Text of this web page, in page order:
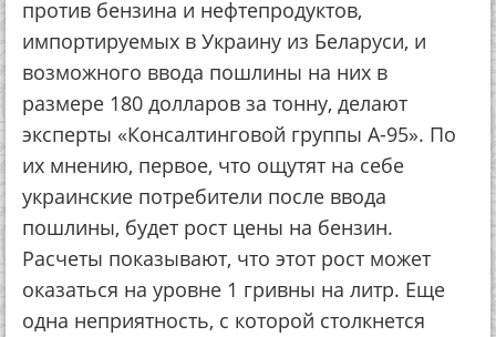
против бензина и нефтепродуктов,
импортируемых в Украину из Беларуси, и
возможного ввода пошлины на них в
размере 180 долларов за тонну, делают
эксперты «Консалтинговой группы А-95». По
их мнению, первое, что ощутят на себе
украинские потребители после ввода
пошлины, будет рост цены на бензин.
Расчеты показывают, что этот рост может
оказаться на уровне 1 гривны на литр. Еще
одна неприятность, с которой столкнется